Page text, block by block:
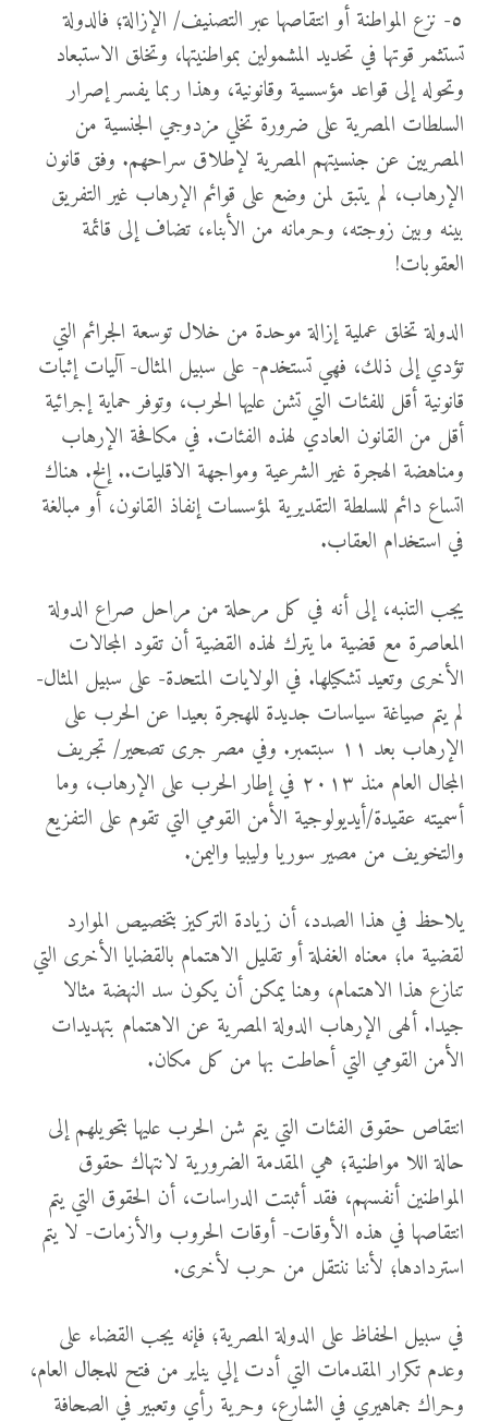
٥- نزع المواطنة أو انتقاصها عبر التصنيف/ الإزالة؛ فالدولة
تستثمر قوتها في تحديد المشمولين بمواطنيتها، وتخلق الاستبعاد
وتحوله إلى قواعد مؤسسية وقانونية، وهذا ربما يفسر إصرار
السلطات المصرية على ضرورة تخلي مزدوجي الجنسية من
المصريين عن جنسيتهم المصرية لإطلاق سراحهم. وفق قانون
الإرهاب، لم يتبق لمن وضع على قوائم الإرهاب غير التفريق
بينه وبين زوجته، وحرمانه من الأبناء، تضاف إلى قائمة
العقوبات!
الدولة تخلق عملية إزالة موحدة من خلال توسعة الجرائم التي
تؤدي إلى ذلك، فهي تستخدم- على سبيل المثال- آليات إثبات
قانونية أقل للفئات التي تشن عليها الحرب، وتوفر حماية إجرائية
أقل من القانون العادي لهذه الفئات. في مكافحة الإرهاب
ومناهضة الهجرة غير الشرعية ومواجهة الاقليات.. إلخ. هناك
اتساع دائم للسلطة التقديرية لمؤسسات إنفاذ القانون، أو مبالغة
في استخدام العقاب.
يجب التنبه، إلى أنه في كل مرحلة من مراحل صراع الدولة
المعاصرة مع قضية ما يترك لهذه القضية أن تقود المجالات
الأخرى وتعيد تشكيلها. في الولايات المتحدة- على سبيل المثال-
لم يتم صياغة سياسات جديدة للهجرة بعيدا عن الحرب على
الإرهاب بعد ١١ سبتمبر. وفي مصر جرى تصحير/ تجريف
المجال العام منذ ٢٠١٣ في إطار الحرب على الإرهاب، وما
أسميته عقيدة/أيديولوجية الأمن القومي التي تقوم على التفزيع
والتخويف من مصير سوريا وليبيا واليمن.
يلاحظ في هذا الصدد، أن زيادة التركيز بتخصيص الموارد
لقضية ما؛ معناه الغفلة أو تقليل الاهتمام بالقضايا الأخرى التي
تنازع هذا الاهتمام، وهنا يمكن أن يكون سد النهضة مثالا
جيدا. ألهى الإرهاب الدولة المصرية عن الاهتمام بتهديدات
الأمن القومي التي أحاطت بها من كل مكان.
انتقاص حقوق الفئات التي يتم شن الحرب عليها بتحويلهم إلى
حالة اللا مواطنية؛ هي المقدمة الضرورية لانتهاك حقوق
المواطنين أنفسهم، فقد أثبتت الدراسات، أن الحقوق التي يتم
انتقاصها في هذه الأوقات- أوقات الحروب والأزمات- لا يتم
استردادها؛ لأننا ننتقل من حرب لأخرى.
في سبيل الحفاظ على الدولة المصرية؛ فإنه يجب القضاء على
وعدم تكرار المقدمات التي أدت إلي يناير من فتح للمجال العام،
وحراك جماهيري في الشارع، وحرية رأي وتعبير في الصحافة